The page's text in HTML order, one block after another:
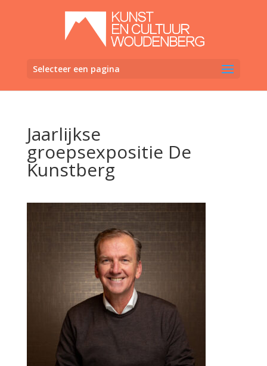
Selecteer een pagina
Jaarlijkse
groepsexpositie De
Kunstberg